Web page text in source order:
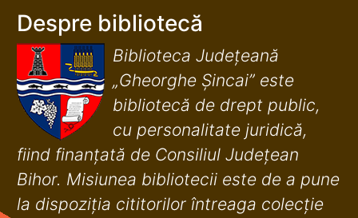
Despre bibliotecă
Biblioteca Județeană
„Gheorghe Șincai” este
bibliotecă de drept public,
cu personalitate juridică,
fiind finanţată de Consiliul Judeţean
Bihor. Misiunea bibliotecii este de a pune
la dispoziţia cititorilor întreaga colecţie